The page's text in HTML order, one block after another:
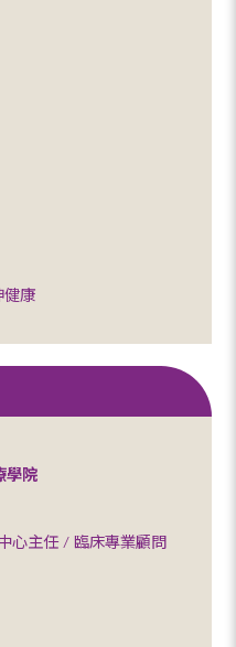
健康
學院
心主任 / 臨床專業顧問